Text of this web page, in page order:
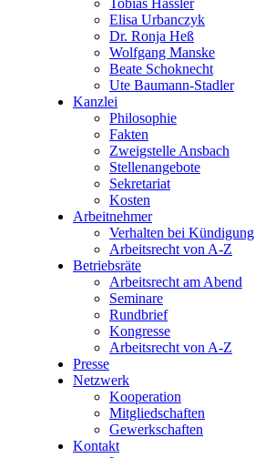
Tobias Hassler
Elisa Urbanczyk
Dr. Ronja Heß
Wolfgang Manske
Beate Schoknecht
Ute Baumann-Stadler
Kanzlei
Philosophie
Fakten
Zweigstelle Ansbach
Stellenangebote
Sekretariat
Kosten
Arbeitnehmer
Verhalten bei Kündigung
Arbeitsrecht von A-Z
Betriebsräte
Arbeitsrecht am Abend
Seminare
Rundbrief
Kongresse
Arbeitsrecht von A-Z
Presse
Netzwerk
Kooperation
Mitgliedschaften
Gewerkschaften
Kontakt